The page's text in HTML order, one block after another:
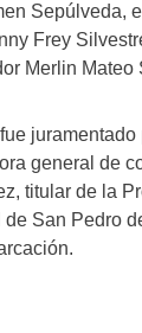
Sepúlveda,
Frey
Merlin Mateo
juramentado
general de
titular de la
de San Pedro